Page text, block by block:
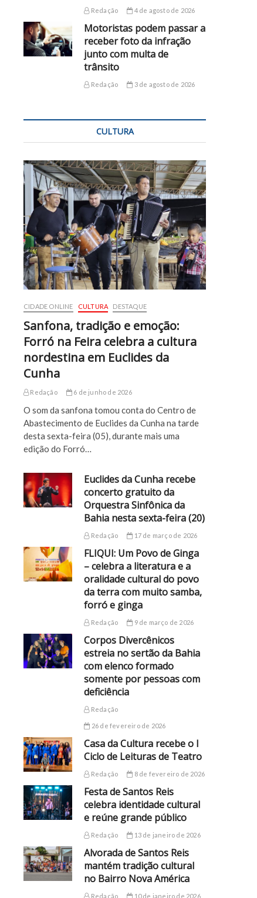
Redação 4 de agosto de 2026
Motoristas podem passar a
receber foto da infração
junto com multa de
trânsito
Redação 3 de agosto de 2026
CULTURA
CIDADE ONLINE CULTURA DESTAQUE
Sanfona, tradição e emoção:
Forró na Feira celebra a cultura
nordestina em Euclides da
Cunha
Redação 6 de junho de 2026
O som da sanfona tomou conta do Centro de
Abastecimento de Euclides da Cunha na tarde
desta sexta-feira (05), durante mais uma
edição do Forró…
Euclides da Cunha recebe
concerto gratuito da
Orquestra Sinfônica da
Bahia nesta sexta-feira (20)
Redação 17 de março de 2026
FLIQUI: Um Povo de Ginga
– celebra a literatura e a
oralidade cultural do povo
da terra com muito samba,
forró e ginga
Redação 9 de março de 2026
Corpos Divercênicos
estreia no sertão da Bahia
com elenco formado
somente por pessoas com
deficiência
Redação
26 de fevereiro de 2026
Casa da Cultura recebe o I
Ciclo de Leituras de Teatro
Redação 8 de fevereiro de 2026
Festa de Santos Reis
celebra identidade cultural
e reúne grande público
Redação 13 de janeiro de 2026
Alvorada de Santos Reis
mantém tradição cultural
no Bairro Nova América
Redação 10 de janeiro de 2026